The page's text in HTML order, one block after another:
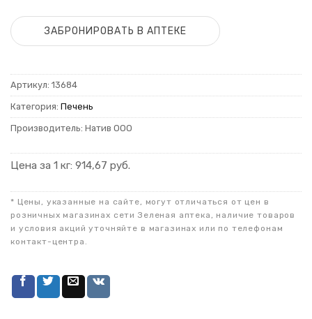
ЗАБРОНИРОВАТЬ В АПТЕКЕ
Артикул: 13684
Категория: Печень
Производитель: Натив ООО
Цена за 1 кг: 914,67 руб.
* Цены, указанные на сайте, могут отличаться от цен в
розничных магазинах сети Зеленая аптека, наличие товаров
и условия акций уточняйте в магазинах или по телефонам
контакт-центра.